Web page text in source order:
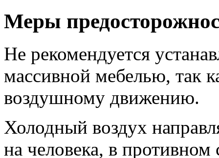
Меры
Не рекомендуется
массивной мебелью, так
воздушному движению.
Холодный воздух
на человека, в противном